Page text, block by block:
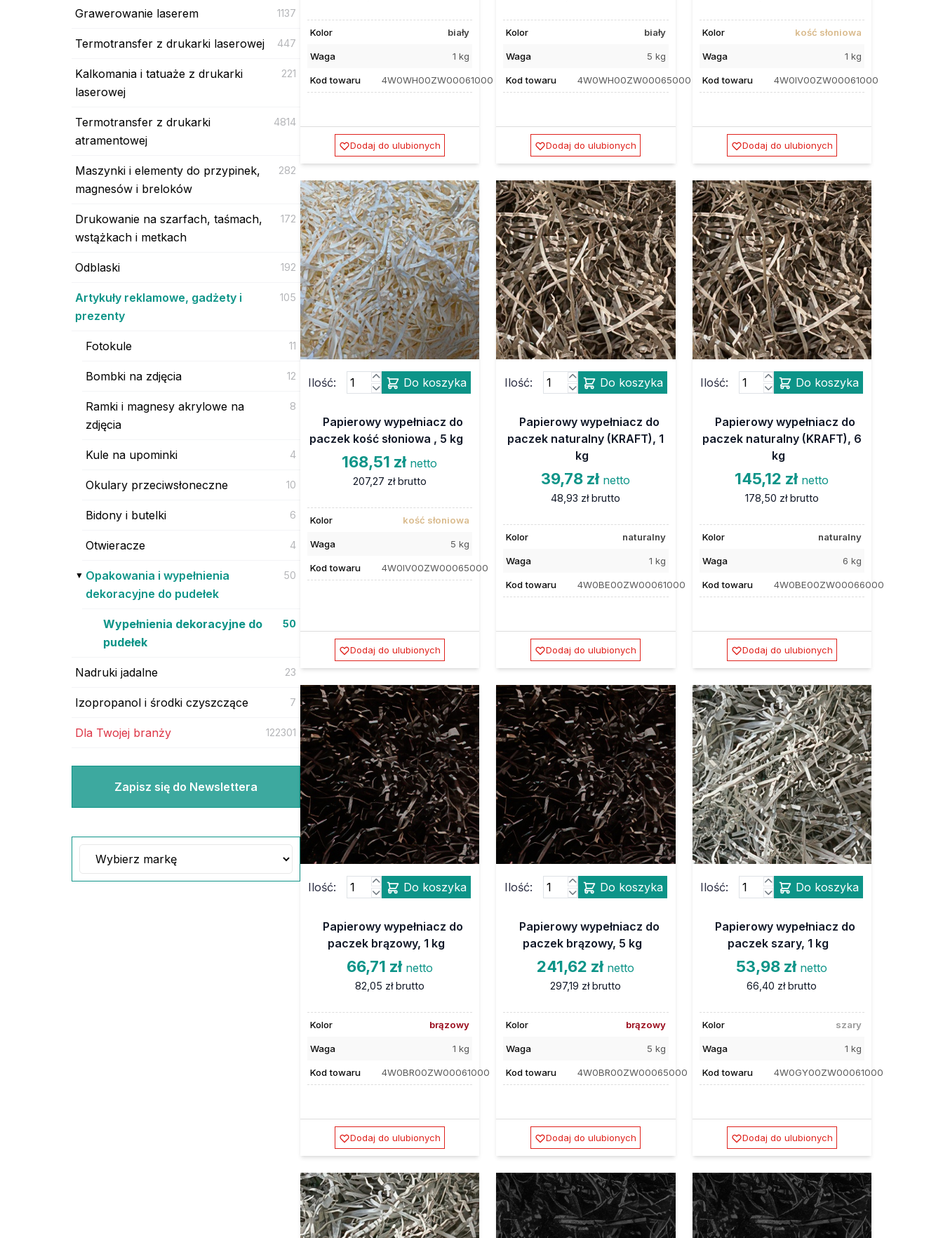
Grawerowanie laserem 1137
Termotransfer z drukarki laserowej 447
Kalkomania i tatuaże z drukarki
laserowej
221
Termotransfer z drukarki
atramentowej
4814
Maszynki i elementy do przypinek,
magnesów i breloków
282
Drukowanie na szarfach, taśmach,
wstążkach i metkach
172
Odblaski 192
Artykuły reklamowe, gadżety i
prezenty
105
Fotokule 11
Bombki na zdjęcia 12
Ramki i magnesy akrylowe na
zdjęcia
8
Kule na upominki 4
Okulary przeciwsłoneczne 10
Bidony i butelki 6
Otwieracze 4
Opakowania i wypełnienia
dekoracyjne do pudełek
50
Wypełnienia dekoracyjne do
pudełek
50
Nadruki jadalne 23
Izopropanol i środki czyszczące 7
Dla Twojej branży 122301
Zapisz się do Newslettera
Kolor biały
Waga 1 kg
Kod towaru 4W0WH00ZW00061000
Dodaj do ulubionych
Kolor biały
Waga 5 kg
Kod towaru 4W0WH00ZW00065000
Dodaj do ulubionych
Kolor kość słoniowa
Waga 1 kg
Kod towaru 4W0IV00ZW00061000
Dodaj do ulubionych
Ilość: Do koszyka
Papierowy wypełniacz do
paczek kość słoniowa , 5 kg
168,51 zł netto
207,27 zł brutto
Kolor kość słoniowa
Waga 5 kg
Kod towaru 4W0IV00ZW00065000
Dodaj do ulubionych
Ilość: Do koszyka
Papierowy wypełniacz do
paczek naturalny (KRAFT), 1
kg
39,78 zł netto
48,93 zł brutto
Kolor naturalny
Waga 1 kg
Kod towaru 4W0BE00ZW00061000
Dodaj do ulubionych
Ilość: Do koszyka
Papierowy wypełniacz do
paczek naturalny (KRAFT), 6
kg
145,12 zł netto
178,50 zł brutto
Kolor naturalny
Waga 6 kg
Kod towaru 4W0BE00ZW00066000
Dodaj do ulubionych
Ilość: Do koszyka
Papierowy wypełniacz do
paczek brązowy, 1 kg
66,71 zł netto
82,05 zł brutto
Kolor brązowy
Waga 1 kg
Kod towaru 4W0BR00ZW00061000
Dodaj do ulubionych
Ilość: Do koszyka
Papierowy wypełniacz do
paczek brązowy, 5 kg
241,62 zł netto
297,19 zł brutto
Kolor brązowy
Waga 5 kg
Kod towaru 4W0BR00ZW00065000
Dodaj do ulubionych
Ilość: Do koszyka
Papierowy wypełniacz do
paczek szary, 1 kg
53,98 zł netto
66,40 zł brutto
Kolor szary
Waga 1 kg
Kod towaru 4W0GY00ZW00061000
Dodaj do ulubionych